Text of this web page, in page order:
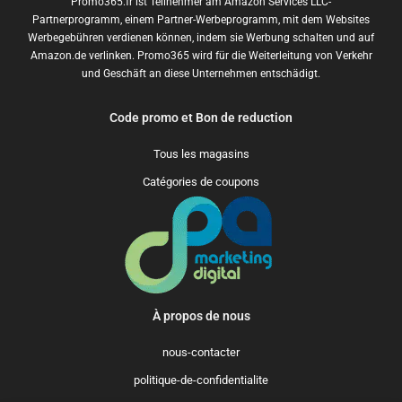
Partnerprogramm, einem Partner-Werbeprogramm, mit dem Websites
Werbegebühren verdienen können, indem sie Werbung schalten und auf
Amazon.de verlinken. Promo365 wird für die Weiterleitung von Verkehr
und Geschäft an diese Unternehmen entschädigt.
Code promo et Bon de reduction
Tous les magasins
Catégories de coupons
À propos de nous
nous-contacter
politique-de-confidentialite